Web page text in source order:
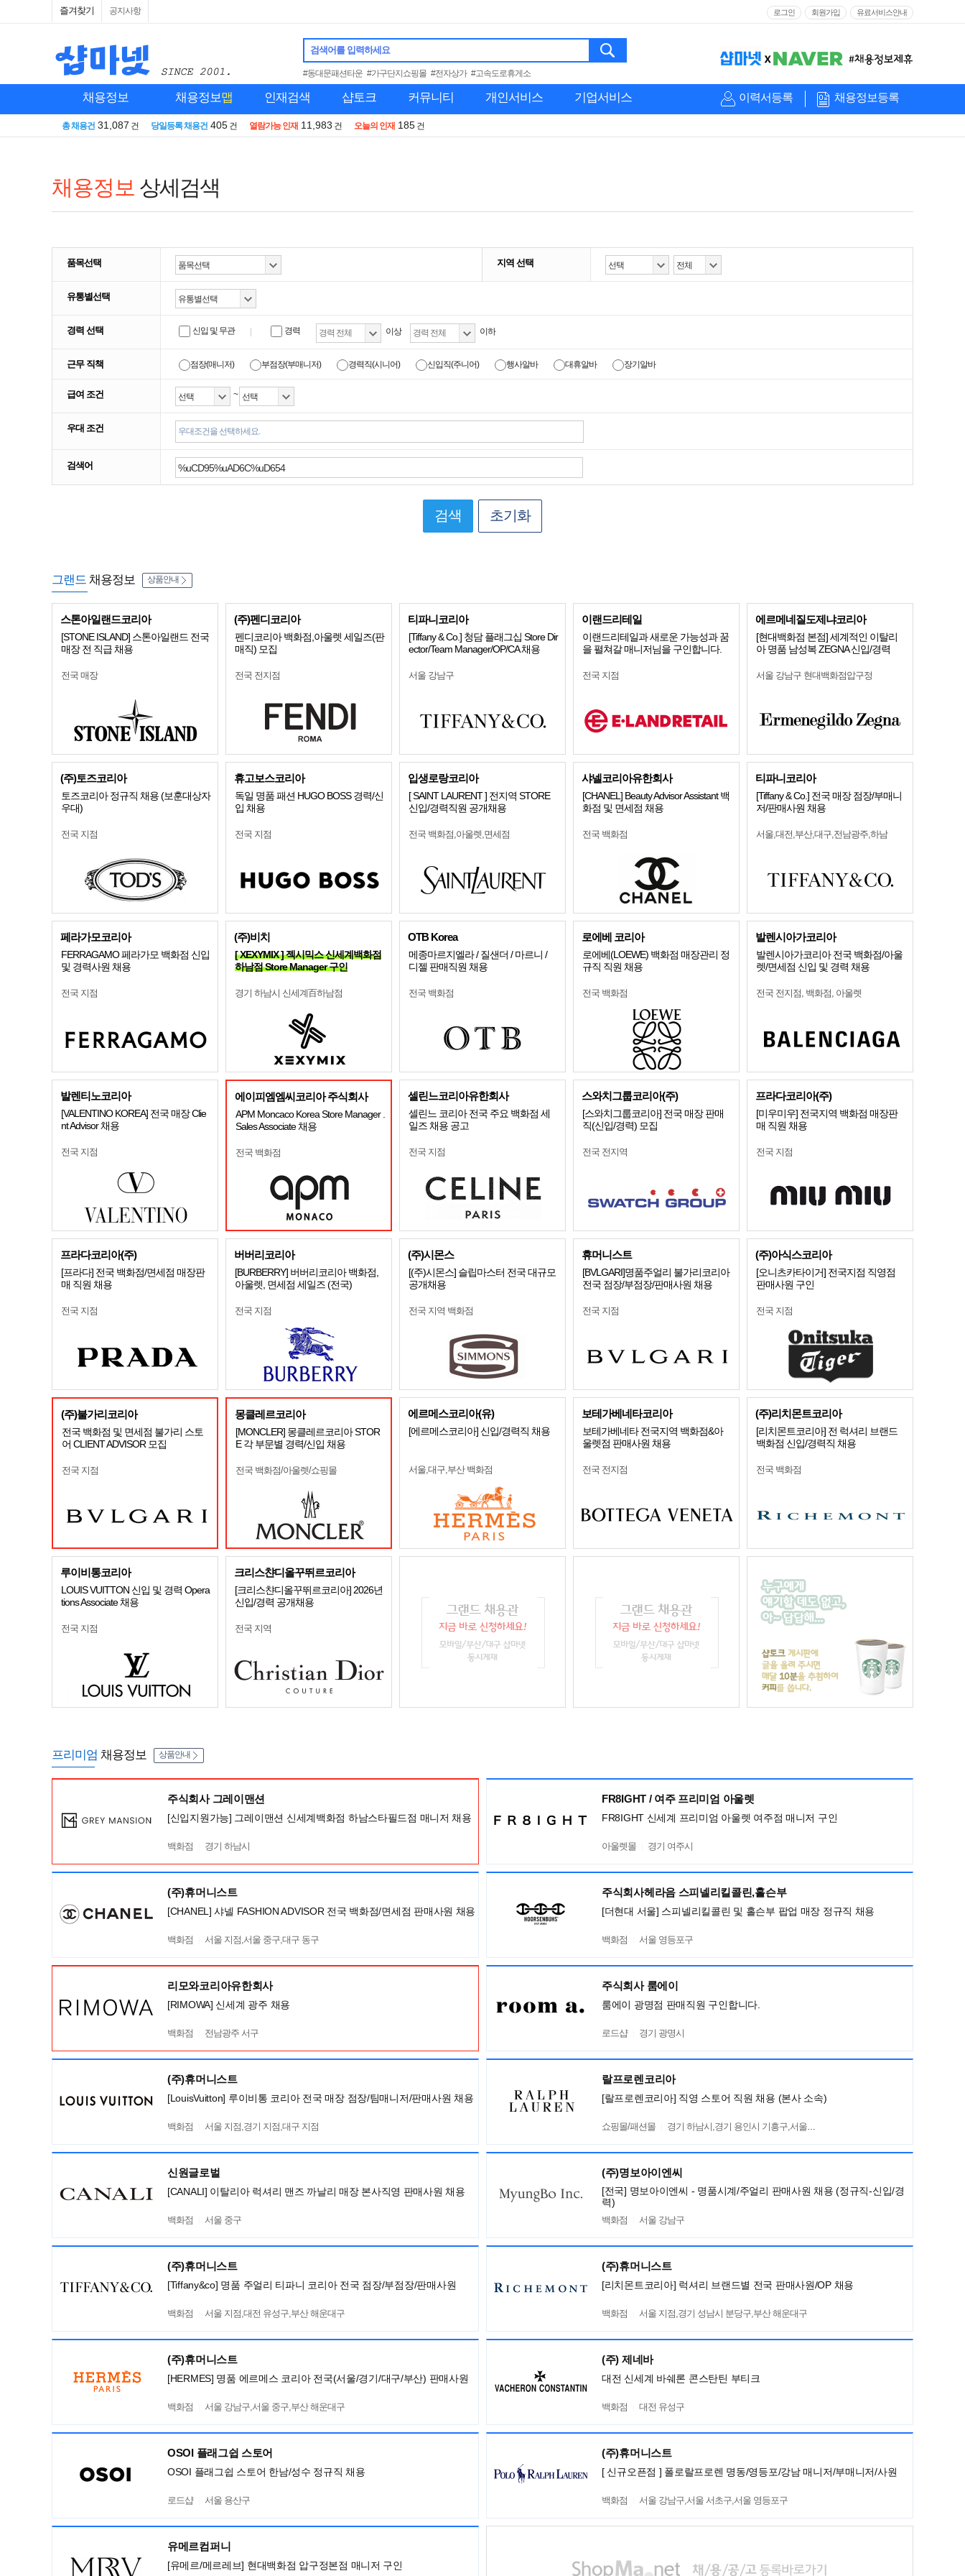
즐겨찾기 공지사항 로그인 회원가입 유료서비스안내
검색어를 입력하세요
#동대문패션타운 #가구단지쇼핑몰 #전자상가 #고속도로휴게소
채용정보 채용정보맵 인재검색 샵토크 커뮤니티 개인서비스 기업서비스 이력서등록 채용정보등록
총 채용건 31,087 건 당일등록 채용건 405 건 열람가능 인재 11,983 건 오늘의 인재 185 건
채용정보 상세검색
품목선택 지역 선택
유통별선택
경력 선택 신입 및 무관 경력 이상 이하
근무 직책 점장(매니저) 부점장(부매니저) 경력직(시니어) 신입직(주니어) 행사알바 대휴알바 장기알바
급여 조건 ~
우대 조건 우대조건을 선택하세요.
검색어
검색 초기화
그랜드 채용정보 상품안내
스톤아일랜드코리아
[STONE ISLAND] 스톤아일랜드 전국
매장 전 직급 채용
전국 매장
(주)펜디코리아
펜디코리아 백화점,아울렛 세일즈(판
매직) 모집
전국 전지점
티파니코리아
[Tiffany & Co.] 청담 플래그십 Store Dir
ector/Team Manager/OP/CA 채용
서울 강남구
이랜드리테일
이랜드리테일과 새로운 가능성과 꿈
을 펼쳐갈 매니저님을 구인합니다.
전국 지점
에르메네질도제냐코리아
[현대백화점 본점] 세계적인 이탈리
아 명품 남성복 ZEGNA 신입/경력
서울 강남구 현대백화점압구정
(주)토즈코리아
토즈코리아 정규직 채용 (보훈대상자
우대)
전국 지점
휴고보스코리아
독일 명품 패션 HUGO BOSS 경력/신
입 채용
전국 지점
입생로랑코리아
[ SAINT LAURENT ] 전지역 STORE
신입/경력직원 공개채용
전국 백화점,아울렛,면세점
샤넬코리아유한회사
[CHANEL] Beauty Advisor Assistant 백
화점 및 면세점 채용
전국 백화점
티파니코리아
[Tiffany & Co.] 전국 매장 점장/부매니
저/판매사원 채용
서울,대전,부산,대구,전남광주,하남
페라가모코리아
FERRAGAMO 페라가모 백화점 신입
및 경력사원 채용
전국 지점
(주)비치
[ XEXYMIX ] 젝시믹스 신세계백화점
하남점 Store Manager 구인
경기 하남시 신세계百하남점
OTB Korea
메종마르지엘라 / 질샌더 / 마르니 /
디젤 판매직원 채용
전국 백화점
로에베 코리아
로에베(LOEWE) 백화점 매장관리 정
규직 직원 채용
전국 백화점
발렌시아가코리아
발렌시아가코리아 전국 백화점/아울
렛/면세점 신입 및 경력 채용
전국 전지점, 백화점, 아울렛
발렌티노코리아
[VALENTINO KOREA] 전국 매장 Clie
nt Advisor 채용
전국 지점
에이피엠엠씨코리아 주식회사
APM Moncaco Korea Store Manager .
Sales Associate 채용
전국 백화점
셀린느코리아유한회사
셀린느 코리아 전국 주요 백화점 세
일즈 채용 공고
전국 지점
스와치그룹코리아(주)
[스와치그룹코리아] 전국 매장 판매
직(신입/경력) 모집
전국 전지역
프라다코리아(주)
[미우미우] 전국지역 백화점 매장판
매 직원 채용
전국 지점
프라다코리아(주)
[프라다] 전국 백화점/면세점 매장판
매 직원 채용
전국 지점
버버리코리아
[BURBERRY] 버버리코리아 백화점,
아울렛, 면세점 세일즈 (전국)
전국 지점
(주)시몬스
[(주)시몬스] 슬립마스터 전국 대규모
공개채용
전국 지역 백화점
휴머니스트
[BVLGARI]명품주얼리 불가리코리아
전국 점장/부점장/판매사원 채용
전국 지점
(주)아식스코리아
[오니츠카타이거] 전국지점 직영점
판매사원 구인
전국 지점
(주)불가리코리아
전국 백화점 및 면세점 불가리 스토
어 CLIENT ADVISOR 모집
전국 지점
몽클레르코리아
[MONCLER] 몽클레르코리아 STOR
E 각 부문별 경력/신입 채용
전국 백화점/아울렛/쇼핑몰
에르메스코리아(유)
[에르메스코리아] 신입/경력직 채용
서울,대구,부산 백화점
보테가베네타코리아
보테가베네타 전국지역 백화점&아
울렛점 판매사원 채용
전국 전지점
(주)리치몬트코리아
[리치몬트코리아] 전 럭셔리 브랜드
백화점 신입/경력직 채용
전국 백화점
루이비통코리아
LOUIS VUITTON 신입 및 경력 Opera
tions Associate 채용
전국 지점
크리스챤디올꾸뛰르코리아
[크리스챤디올꾸뛰르코리아] 2026년
신입/경력 공개채용
전국 지역
프리미엄 채용정보 상품안내
주식회사 그레이맨션
[신입지원가능] 그레이맨션 신세계백화점 하남스타필드점 매니저 채용
백화점 경기 하남시
FR8IGHT / 여주 프리미엄 아울렛
FR8IGHT 신세계 프리미엄 아울렛 여주점 매니저 구인
아울렛몰 경기 여주시
(주)휴머니스트
[CHANEL] 샤넬 FASHION ADVISOR 전국 백화점/면세점 판매사원 채용
백화점 서울 지점,서울 중구,대구 동구
주식회사헤라음 스피넬리킬콜린,홀슨부
[더현대 서울] 스피넬리킬콜린 및 홀슨부 팝업 매장 정규직 채용
백화점 서울 영등포구
리모와코리아유한회사
[RIMOWA] 신세계 광주 채용
백화점 전남광주 서구
주식회사 룸에이
룸에이 광명점 판매직원 구인합니다.
로드샵 경기 광명시
(주)휴머니스트
[LouisVuitton] 루이비통 코리아 전국 매장 점장/팀매니저/판매사원 채용
백화점 서울 지점,경기 지점,대구 지점
랄프로렌코리아
[랄프로렌코리아] 직영 스토어 직원 채용 (본사 소속)
쇼핑몰/패션몰 경기 하남시,경기 용인시 기흥구,서울 서초구
신원글로벌
[CANALI] 이탈리아 럭셔리 맨즈 까날리 매장 본사직영 판매사원 채용
백화점 서울 중구
(주)명보아이엔씨
[전국] 명보아이엔씨 - 명품시계/주얼리 판매사원 채용 (정규직-신입/경
력)
백화점 서울 강남구
(주)휴머니스트
[Tiffany&co] 명품 주얼리 티파니 코리아 전국 점장/부점장/판매사원
백화점 서울 지점,대전 유성구,부산 해운대구
(주)휴머니스트
[리치몬트코리아] 럭셔리 브랜드별 전국 판매사원/OP 채용
백화점 서울 지점,경기 성남시 분당구,부산 해운대구
(주)휴머니스트
[HERMES] 명품 에르메스 코리아 전국(서울/경기/대구/부산) 판매사원
백화점 서울 강남구,서울 중구,부산 해운대구
(주) 제네바
대전 신세계 바쉐론 콘스탄틴 부티크
백화점 대전 유성구
OSOI 플래그쉽 스토어
OSOI 플래그쉽 스토어 한남/성수 정규직 채용
로드샵 서울 용산구
(주)휴머니스트
[ 신규오픈점 ] 폴로랄프로렌 명동/영등포/강남 매니저/부매니저/사원
백화점 서울 강남구,서울 서초구,서울 영등포구
유메르컴퍼니
[유메르/메르레브] 현대백화점 압구정본점 매니저 구인